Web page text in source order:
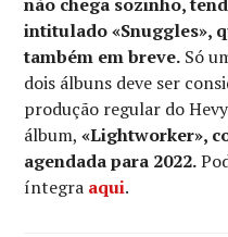
intitulado «Snuggles»,
também em breve. Só
dois álbuns deve ser
produção regular do
álbum,«Lightworker»,
agendada para 2022.
íntegra aqui.